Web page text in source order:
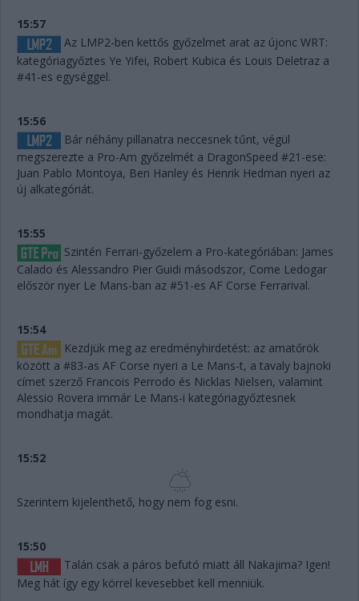
15:57
Az LMP2-ben kettős győzelmet arat az újonc WRT:
kategóriagyőztes Ye Yifei, Robert Kubica és Louis Deletraz a
#41-es egységgel.
15:56
Bár néhány pillanatra neccesnek tűnt, végül
megszerezte a Pro-Am győzelmét a DragonSpeed #21-ese:
Juan Pablo Montoya, Ben Hanley és Henrik Hedman nyeri az
új alkategóriát.
15:55
Szintén Ferrari-győzelem a Pro-kategóriában: James
Calado és Alessandro Pier Guidi másodszor, Come Ledogar
először nyer Le Mans-ban az #51-es AF Corse Ferrarival.
15:54
Kezdjük meg az eredményhirdetést: az amatőrök
között a #83-as AF Corse nyeri a Le Mans-t, a tavaly bajnoki
címet szerző Francois Perrodo és Nicklas Nielsen, valamint
Alessio Rovera immár Le Mans-i kategóriagyőztesnek
mondhatja magát.
15:52
Szerintem kijelenthető, hogy nem fog esni.
15:50
Talán csak a páros befutó miatt áll Nakajima? Igen!
Meg hát így egy körrel kevesebbet kell menniük.